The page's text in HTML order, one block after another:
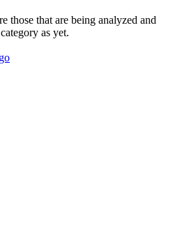
those that are being analyzed and
as yet.